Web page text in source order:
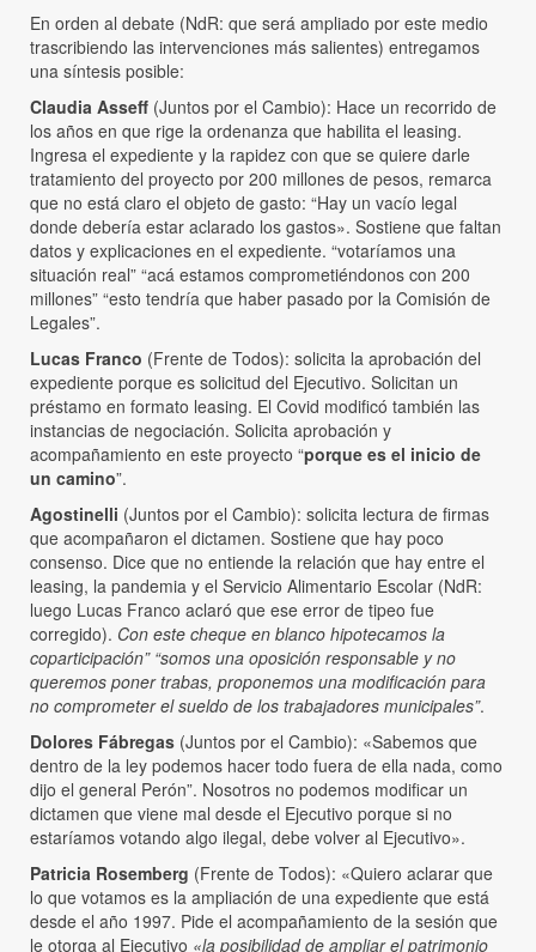
En orden al debate (NdR: que será ampliado por este medio
trascribiendo las intervenciones más salientes) entregamos
una síntesis posible:
Claudia Asseff (Juntos por el Cambio): Hace un recorrido de
los años en que rige la ordenanza que habilita el leasing.
Ingresa el expediente y la rapidez con que se quiere darle
tratamiento del proyecto por 200 millones de pesos, remarca
que no está claro el objeto de gasto: “Hay un vacío legal
donde debería estar aclarado los gastos». Sostiene que faltan
datos y explicaciones en el expediente. “votaríamos una
situación real” “acá estamos comprometiéndonos con 200
millones” “esto tendría que haber pasado por la Comisión de
Legales”.
Lucas Franco (Frente de Todos): solicita la aprobación del
expediente porque es solicitud del Ejecutivo. Solicitan un
préstamo en formato leasing. El Covid modificó también las
instancias de negociación. Solicita aprobación y
acompañamiento en este proyecto “porque es el inicio de
un camino”.
Agostinelli (Juntos por el Cambio): solicita lectura de firmas
que acompañaron el dictamen. Sostiene que hay poco
consenso. Dice que no entiende la relación que hay entre el
leasing, la pandemia y el Servicio Alimentario Escolar (NdR:
luego Lucas Franco aclaró que ese error de tipeo fue
corregido). Con este cheque en blanco hipotecamos la
coparticipación” “somos una oposición responsable y no
queremos poner trabas, proponemos una modificación para
no comprometer el sueldo de los trabajadores municipales”.
Dolores Fábregas (Juntos por el Cambio): «Sabemos que
dentro de la ley podemos hacer todo fuera de ella nada, como
dijo el general Perón”. Nosotros no podemos modificar un
dictamen que viene mal desde el Ejecutivo porque si no
estaríamos votando algo ilegal, debe volver al Ejecutivo».
Patricia Rosemberg (Frente de Todos): «Quiero aclarar que
lo que votamos es la ampliación de una expediente que está
desde el año 1997. Pide el acompañamiento de la sesión que
le otorga al Ejecutivo «la posibilidad de ampliar el patrimonio